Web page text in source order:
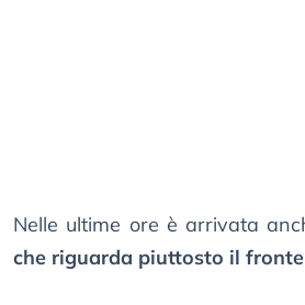
Nelle ultime ore è arrivata
che riguarda piuttosto il